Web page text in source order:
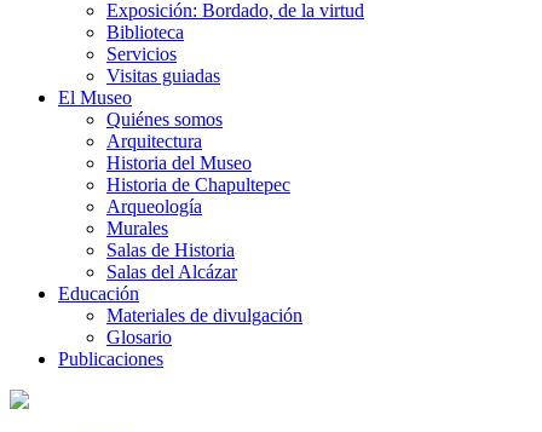
Exposición: Bordado, de la virtud
Biblioteca
Servicios
Visitas guiadas
El Museo
Quiénes somos
Arquitectura
Historia del Museo
Historia de Chapultepec
Arqueología
Murales
Salas de Historia
Salas del Alcázar
Educación
Materiales de divulgación
Glosario
Publicaciones